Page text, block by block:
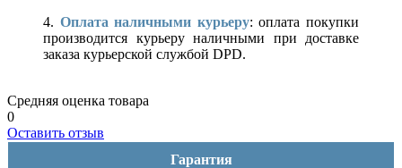
4. Оплата наличными курьеру: оплата покупки
производится курьеру наличными при доставке
заказа курьерской службой DPD.
Средняя оценка товара
0
Оставить отзыв
Гарантия